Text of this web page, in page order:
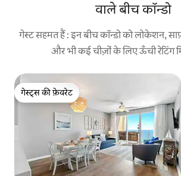
वाले बीच कॉन्डो
गेस्ट सहमत हैं : इन बीच कॉन्डो को लोकेशन,
और भी कई चीज़ों के लिए ऊँची रेटिंग
गेस्ट्स की फ़ेवरेट
गेस्ट्स की फ़ेवरेट